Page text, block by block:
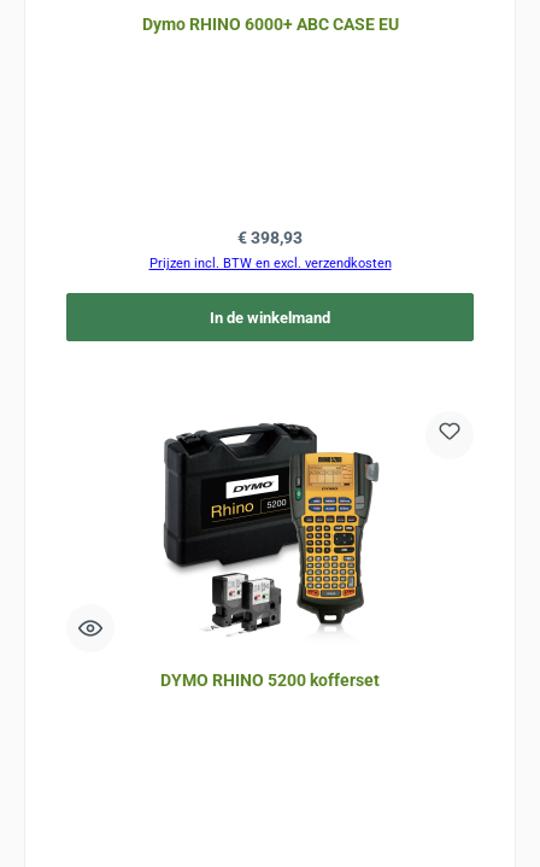
Dymo RHINO 6000+ ABC CASE EU
Normale prijs:
€ 398,93
Prijzen incl. BTW en excl. verzendkosten
In de winkelmand
DYMO RHINO 5200 kofferset